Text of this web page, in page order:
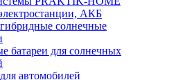
АКБ
солнечные
батареи для солнечных
автомобилей